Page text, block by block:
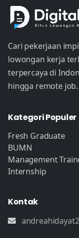
Cari pekerjaan
lowongan kerja
terpercaya di
hingga remote job.
Kategori Populer
Fresh Graduate
BUMN
Management
Internship
Kontak